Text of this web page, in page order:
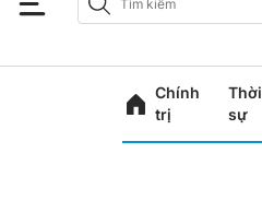
Chính
trị
Thời
sự